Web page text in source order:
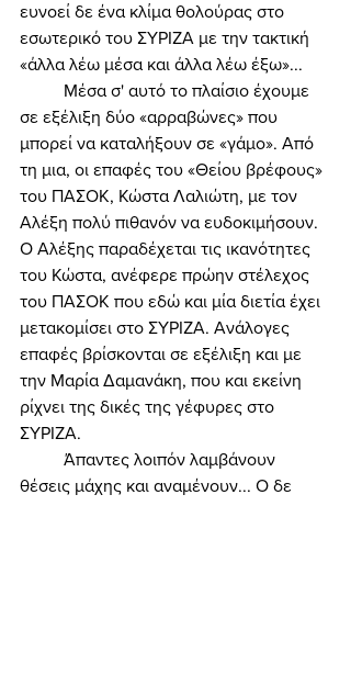
ευνοεί δε ένα κλίμα θολούρας στο
εσωτερικό του ΣΥΡΙΖΑ με την τακτική
«άλλα λέω μέσα και άλλα λέω έξω»...
σε εξέλιξη δύο «αρραβώνες» που
μπορεί να καταλήξουν σε «γάμο». Από
τη μια, οι επαφές του «Θείου βρέφους»
του ΠΑΣΟΚ, Κώστα Λαλιώτη, με τον
Αλέξη πολύ πιθανόν να ευδοκιμήσουν.
Ο Αλέξης παραδέχεται τις ικανότητες
του Κώστα, ανέφερε πρώην στέλεχος
του ΠΑΣΟΚ που εδώ και μία διετία έχει
μετακομίσει στο ΣΥΡΙΖΑ. Ανάλογες
επαφές βρίσκονται σε εξέλιξη και με
την Μαρία Δαμανάκη, που και εκείνη
ρίχνει της δικές της γέφυρες στο
ΣΥΡΙΖΑ.
θέσεις μάχης και αναμένουν... Ο δε